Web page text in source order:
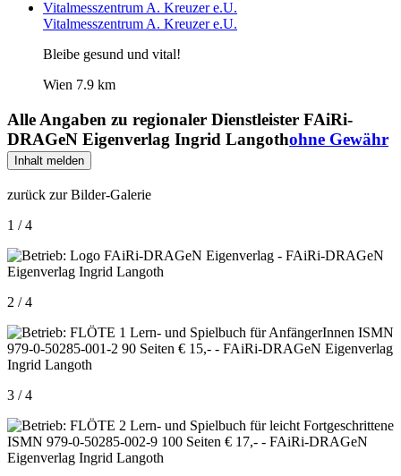
Vitalmesszentrum A. Kreuzer e.U.
Bleibe gesund und vital!
Wien 7.9 km
Alle Angaben zu regionaler Dienstleister FAiRi-
DRAGeN Eigenverlag Ingrid Langothohne Gewähr
Inhalt melden
zurück zur Bilder-Galerie
1 / 4
2 / 4
3 / 4